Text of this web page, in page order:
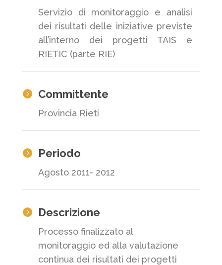
Servizio di monitoraggio e analisi
dei risultati delle iniziative previste
all’interno dei progetti TAIS e
RIETIC (parte RIE)
 Committente
Provincia Rieti
 Periodo
Agosto 2011- 2012
 Descrizione
Processo finalizzato al
monitoraggio ed alla valutazione
continua dei risultati dei progetti